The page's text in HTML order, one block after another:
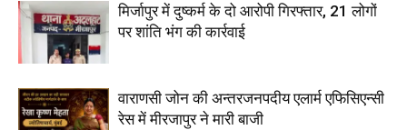
मिर्जापुर में दुष्कर्म के दो आरोपी गिरफ्तार, 21 लोगों
पर शांति भंग की कार्रवाई
वाराणसी जोन की अन्तरजनपदीय एलार्म एफिसिएन्सी
रेस में मीरजापुर ने मारी बाजी